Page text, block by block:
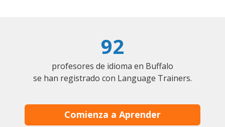
92
profesores de idioma en Buffalo
se han registrado con Language Trainers.
Comienza a Aprender